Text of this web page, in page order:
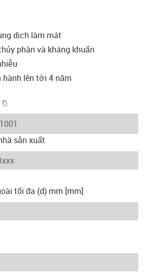
dịch làm mát
phân và kháng khuẩn
hành lên tới 4 năm
sản xuất
tối đa (d) mm [mm]